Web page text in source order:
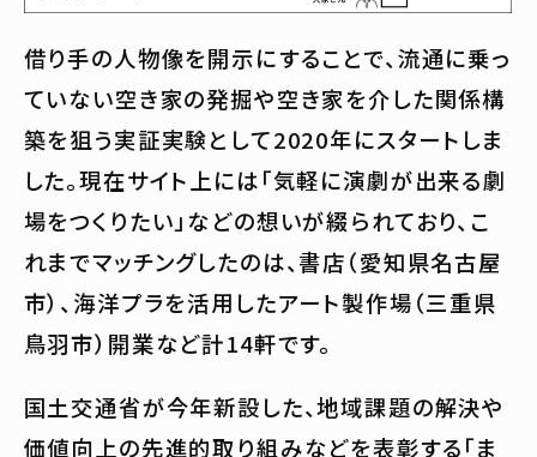
借り手の人物像を開示にすることで、流通に乗っ
ていない空き家の発掘や空き家を介した関係構
築を狙う実証実験として2020年にスタートしま
した。現在サイト上には「気軽に演劇が出来る劇
場をつくりたい」などの想いが綴られており、こ
れまでマッチングしたのは、書店（愛知県名古屋
市）、海洋プラを活用したアート製作場（三重県
鳥羽市）開業など計14軒です。
国土交通省が今年新設した、地域課題の解決や
価値向上の先進的取り組みなどを表彰する「ま